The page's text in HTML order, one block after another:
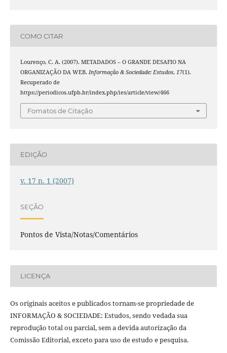
COMO CITAR
Lourenço, C. A. (2007). METADADOS – O GRANDE DESAFIO NA
ORGANIZAÇÃO DA WEB. Informação & Sociedade: Estudos, 17(1).
Recuperado de
https://periodicos.ufpb.br/index.php/ies/article/view/466
Fomatos de Citação
EDIÇÃO
v. 17 n. 1 (2007)
SEÇÃO
Pontos de Vista/Notas/Comentários
LICENÇA
Os originais aceitos e publicados tornam-se propriedade de
INFORMAÇÃO & SOCIEDADE: Estudos, sendo vedada sua
reprodução total ou parcial, sem a devida autorização da
Comissão Editorial, exceto para uso de estudo e pesquisa.